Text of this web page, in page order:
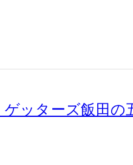
ッターズ飯田の